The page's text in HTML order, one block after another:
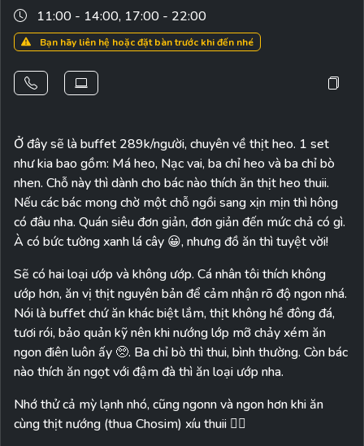
11:00 - 14:00, 17:00 - 22:00
Bạn hãy liên hệ hoặc đặt bàn trước khi đến nhé
Ở đây sẽ là buffet 289k/người, chuyên về thịt heo. 1 set
như kia bao gồm: Má heo, Nạc vai, ba chỉ heo và ba chỉ bò
nhen. Chỗ này thì dành cho bác nào thích ăn thịt heo thuii.
Nếu các bác mong chờ một chỗ ngồi sang xịn mịn thì hông
có đâu nha. Quán siêu đơn giản, đơn giản đến mức chả có gì.
À có bức tường xanh lá cây 😀, nhưng đồ ăn thì tuyệt vời!
Sẽ có hai loại ướp và không ướp. Cá nhân tôi thích không
ướp hơn, ăn vị thịt nguyên bản để cảm nhận rõ độ ngon nhá.
Nói là buffet chứ ăn khác biệt lắm, thịt không hề đông đá,
tươi rói, bảo quản kỹ nên khi nướng lớp mỡ chảy xém ăn
ngon điên luôn ấy 🥺. Ba chỉ bò thì thui, bình thường. Còn bác
nào thích ăn ngọt với đậm đà thì ăn loại ướp nha.
Nhớ thử cả mỳ lạnh nhó, cũng ngonn và ngon hơn khi ăn
cùng thịt nướng (thua Chosim) xíu thuii 👌🏼